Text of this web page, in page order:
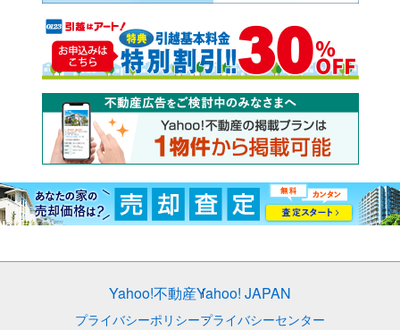
Yahoo!不動産Yahoo! JAPAN
プライバシーポリシープライバシーセンター